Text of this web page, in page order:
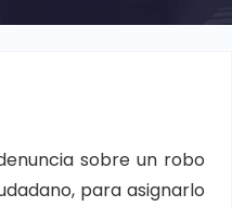
sobre un robo
para asignarlo